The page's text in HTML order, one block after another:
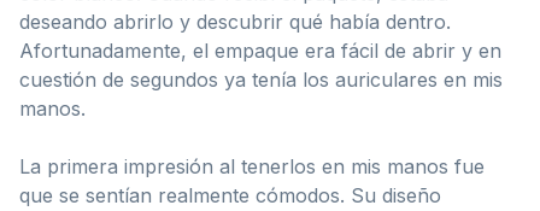
deseando abrirlo y descubrir qué había dentro.
Afortunadamente, el empaque era fácil de abrir y en
cuestión de segundos ya tenía los auriculares en mis
manos.
La primera impresión al tenerlos en mis manos fue
que se sentían realmente cómodos. Su diseño